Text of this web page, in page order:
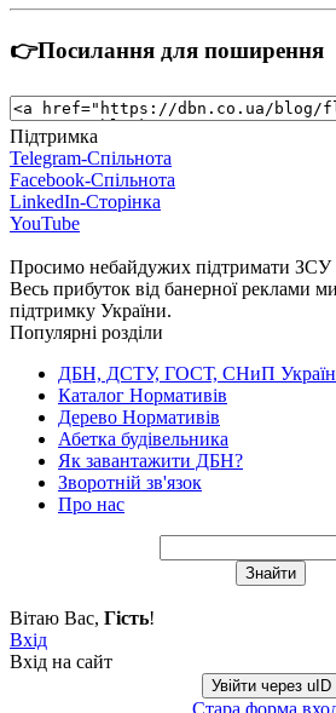
👉Посилання для поширення
Підтримка
Telegram-Спільнота
Facebook-Спільнота
LinkedIn-Сторінка
YouTube
Просимо небайдужих підтримати ЗСУ
Весь прибуток від банерної реклами
підтримку України.
Популярні розділи
ДБН, ДСТУ, ГОСТ, СНиП
Каталог Нормативів
Дерево Нормативів
Абетка будівельника
Як завантажити ДБН?
Зворотній зв'язок
Про нас
Вітаю Вас, Гість!
Вхід
Вхід на сайт
Увійти через uID
Стара форма